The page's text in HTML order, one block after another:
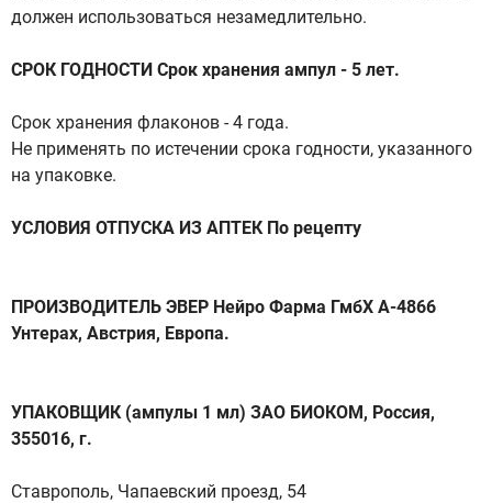
должен использоваться незамедлительно.
СРОК ГОДНОСТИ Срок хранения ампул - 5 лет.
Срок хранения флаконов - 4 года.
Не применять по истечении срока годности, указанного
на упаковке.
УСЛОВИЯ ОТПУСКА ИЗ АПТЕК По рецепту
ПРОИЗВОДИТЕЛЬ ЭВЕР Нейро Фарма ГмбХ А-4866
Унтерах, Австрия, Европа.
УПАКОВЩИК (ампулы 1 мл) ЗАО БИОКОМ, Россия,
355016, г.
Ставрополь, Чапаевский проезд, 54